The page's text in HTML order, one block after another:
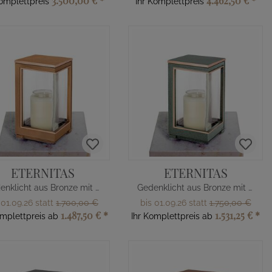
ETERNITAS
Gedenklicht aus Bronze mit Sockel & Schrift
statt 1.700,00 €
ab 1.487,50 € *
ETERNITAS
Gedenklicht aus Bronze mit Sockel & Schrift
bis 01.09.26 statt1.750,00 €
Ihr Komplettpreis ab 1.531,25 € *